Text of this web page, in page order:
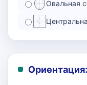
Овальная
Ориентация: